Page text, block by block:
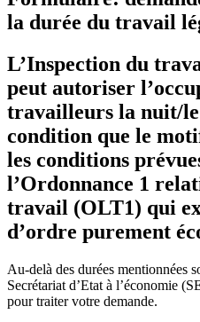
la durée du travail
L’Inspection du
peut autoriser
travailleurs la nuit/le
condition que le
les conditions
l’Ordonnance 1
travail (OLT1) qui
d’ordre purement
Au-delà des durées mentionnées
Secrétariat d’Etat à l’économie
pour traiter votre demande.